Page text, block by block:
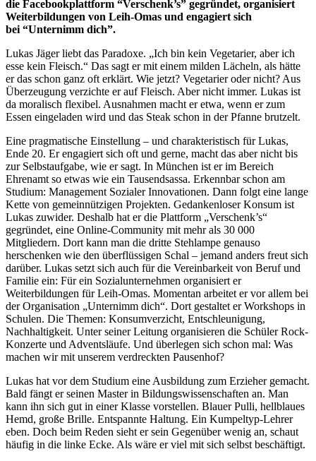
die Facebookplattform “Verschenk’s” gegründet, organisiert
Weiterbildungen von Leih-Omas und engagiert sich
bei “Unternimm dich”.
Lukas Jäger liebt das Paradoxe. „Ich bin kein Vegetarier, aber ich
esse kein Fleisch.“ Das sagt er mit einem milden Lächeln, als hätte
er das schon ganz oft erklärt. Wie jetzt? Vegetarier oder nicht? Aus
Überzeugung verzichte er auf Fleisch. Aber nicht immer. Lukas ist
da moralisch flexibel. Ausnahmen macht er etwa, wenn er zum
Essen eingeladen wird und das Steak schon in der Pfanne brutzelt.
Eine pragmatische Einstellung – und charakteristisch für Lukas,
Ende 20. Er engagiert sich oft und gerne, macht das aber nicht bis
zur Selbstaufgabe, wie er sagt. In München ist er im Bereich
Ehrenamt so etwas wie ein Tausendsassa. Erkennbar schon am
Studium: Management Sozialer Innovationen. Dann folgt eine lange
Kette von gemeinnützigen Projekten. Gedankenloser Konsum ist
Lukas zuwider. Deshalb hat er die Plattform „Verschenk’s“
gegründet, eine Online-Community mit mehr als 30 000
Mitgliedern. Dort kann man die dritte Stehlampe genauso
herschenken wie den überflüssigen Schal – jemand anders freut sich
darüber. Lukas setzt sich auch für die Vereinbarkeit von Beruf und
Familie ein: Für ein Sozialunternehmen organisiert er
Weiterbildungen für Leih-Omas. Momentan arbeitet er vor allem bei
der Organisation „Unternimm dich“. Dort gestaltet er Workshops in
Schulen. Die Themen: Konsumverzicht, Entschleunigung,
Nachhaltigkeit. Unter seiner Leitung organisieren die Schüler Rock-
Konzerte und Adventsläufe. Und überlegen sich schon mal: Was
machen wir mit unserem verdreckten Pausenhof?
Lukas hat vor dem Studium eine Ausbildung zum Erzieher gemacht.
Bald fängt er seinen Master in Bildungswissenschaften an. Man
kann ihn sich gut in einer Klasse vorstellen. Blauer Pulli, hellblaues
Hemd, große Brille. Entspannte Haltung. Ein Kumpeltyp-Lehrer
eben. Doch beim Reden sieht er sein Gegenüber wenig an, schaut
häufig in die linke Ecke. Als wäre er viel mit sich selbst beschäftigt.